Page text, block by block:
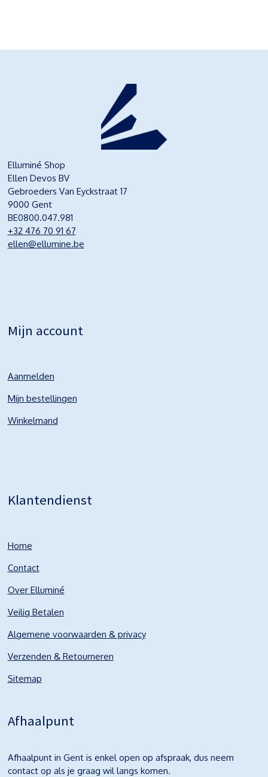
Elluminé Shop
Ellen Devos BV
Gebroeders Van Eyckstraat 17
9000 Gent
BE0800.047.981
+32 476 70 91 67
ellen@ellumine.be
Mijn account
Aanmelden
Mijn bestellingen
Winkelmand
Klantendienst
Home
Contact
Over Elluminé
Veilig Betalen
Algemene voorwaarden & privacy
Verzenden & Retourneren
Sitemap
Afhaalpunt
Afhaalpunt in Gent is enkel open op afspraak, dus neem
contact op als je graag wil langs komen.